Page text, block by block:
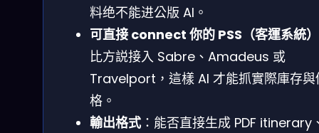
料绝不能进公版 AI。
可直接 connect 你的 PSS（客運系統）
比方説接入 Sabre、Amadeus 或
Travelport，這樣 AI 才能抓實際庫存與
格。
輸出格式：能否直接生成 PDF itinerary